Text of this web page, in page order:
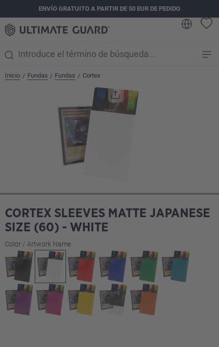
principalENVÍO GRATUITO A PARTIR DE 50 EUR DE PEDIDO
Inicio / Fundas / Fundas / Cortex
CORTEX SLEEVES MATTE JAPANESE
SIZE (60) - WHITE
Seleccione
Color / Artwork Name